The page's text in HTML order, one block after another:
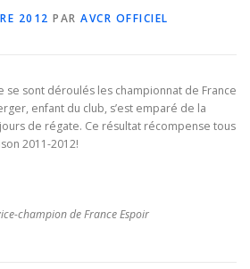
REVUES DE PRESSE
2012 PAR AVCR OFFICIEL
se sont déroulés les championnat de France
enfant du club, s’est emparé de la
de régate. Ce résultat récompense tous
2011-2012!
champion de France Espoir